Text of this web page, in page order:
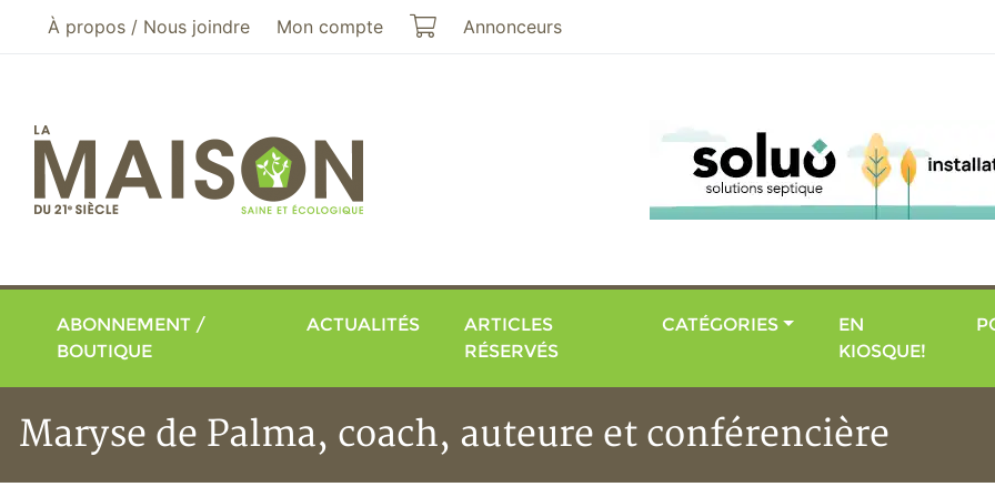
Aller au menu principal
Aller au contenu principal
À propos / Nous joindre Mon compte Mon panier
Annonceurs
ABONNEMENT /
BOUTIQUE
ACTUALITÉS
ARTICLES
RÉSERVÉS
CATÉGORIES
EN
KIOSQUE!
Maryse de Palma, coach, auteure et conférencière